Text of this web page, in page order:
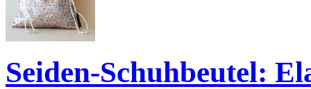
Seiden-Schuhbeutel: